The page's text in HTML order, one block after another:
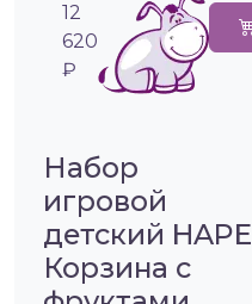
12
620
₽
Набор
игровой
детский HAPE
Корзина с